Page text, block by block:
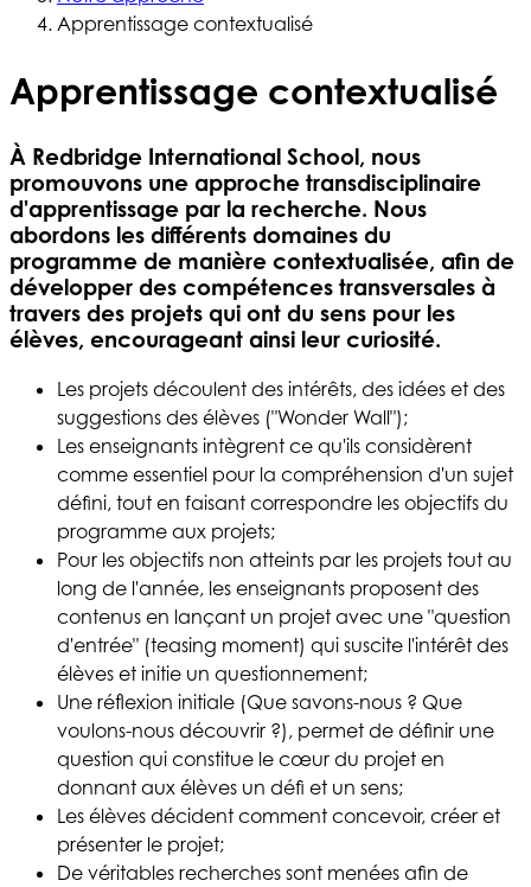
Apprentissage contextualisé
Apprentissage contextualisé
À Redbridge International School, nous
promouvons une approche transdisciplinaire
d'apprentissage par la recherche. Nous
abordons les différents domaines du
programme de manière contextualisée, afin de
développer des compétences transversales à
travers des projets qui ont du sens pour les
élèves, encourageant ainsi leur curiosité.
Les projets découlent des intérêts, des idées et des
suggestions des élèves ("Wonder Wall");
Les enseignants intègrent ce qu'ils considèrent
comme essentiel pour la compréhension d'un sujet
défini, tout en faisant correspondre les objectifs du
programme aux projets;
Pour les objectifs non atteints par les projets tout au
long de l'année, les enseignants proposent des
contenus en lançant un projet avec une "question
d'entrée" (teasing moment) qui suscite l'intérêt des
élèves et initie un questionnement;
Une réflexion initiale (Que savons-nous ? Que
voulons-nous découvrir ?), permet de définir une
question qui constitue le cœur du projet en
donnant aux élèves un défi et un sens;
Les élèves décident comment concevoir, créer et
présenter le projet;
De véritables recherches sont menées afin de